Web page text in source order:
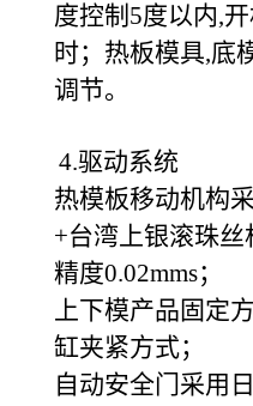
度控制5度以内,
时；热板模具,底
调节。
4.驱动系统
热模板移动机构
+台湾上银滚珠
精度0.02mms；
上下模产品固定
缸夹紧方式；
自动安全门采用